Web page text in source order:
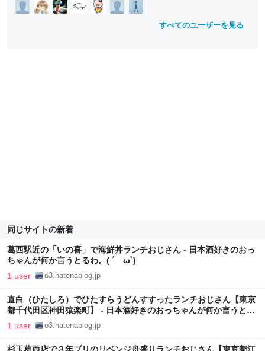
すべてのユーザーを見る
同じサイトの新着
葛西駅近の「いの喜」で海鮮丼ランチおじさん - 日本酒好きのおっ
ちゃんが何か言うとるわ。( ´ ω`)
1 user o3.hatenablog.jp
直白（ひたしろ）でひたすらうどんすすったランチおじさん【東京
都千代田区神田猿楽町】 - 日本酒好きのおっちゃんが何か言うとる
わ。( ´ ω`)
1 user o3.hatenablog.jp